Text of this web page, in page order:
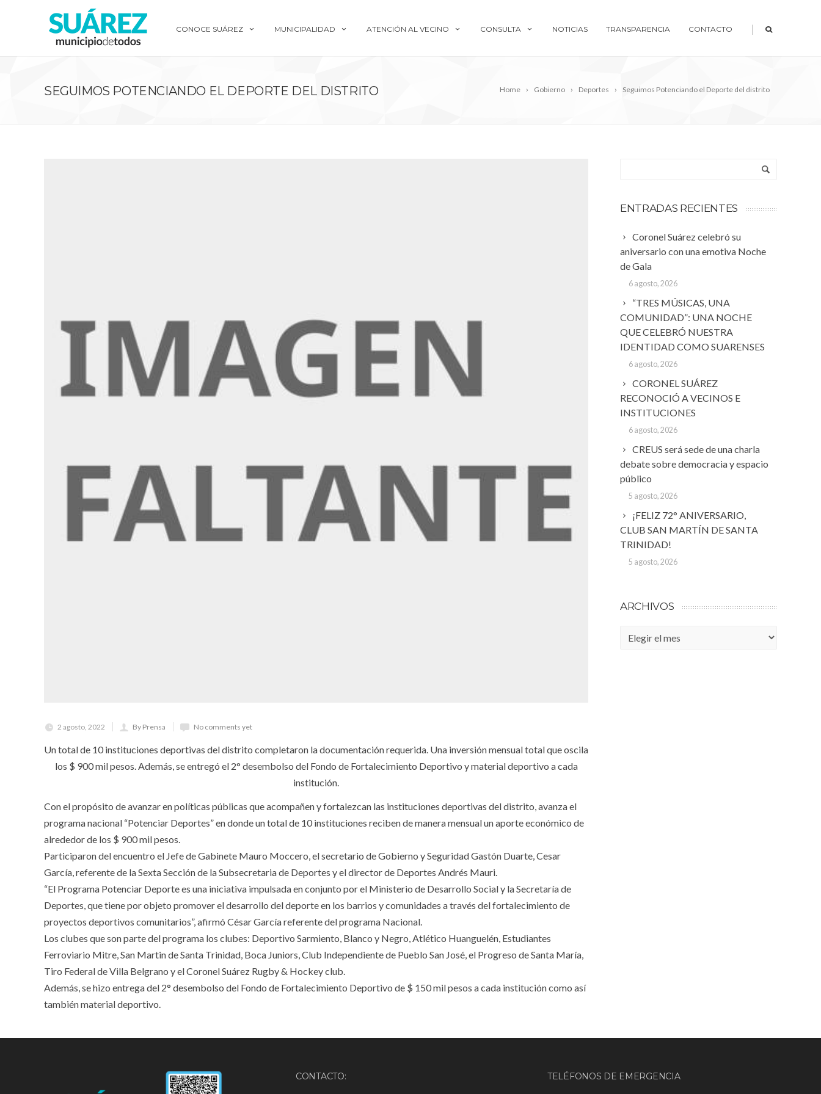
CONOCE SUÁREZ MUNICIPALIDAD ATENCIÓN AL VECINO CONSULTA NOTICIAS TRANSPARENCIA CONTACTO |
Home Gobierno Deportes Seguimos Potenciando el Deporte del distrito
SEGUIMOS POTENCIANDO EL DEPORTE DEL DISTRITO
2 agosto, 2022 By Prensa No comments yet
Un total de 10 instituciones deportivas del distrito completaron la documentación requerida. Una inversión mensual total que oscila
los $ 900 mil pesos. Además, se entregó el 2° desembolso del Fondo de Fortalecimiento Deportivo y material deportivo a cada
institución.
Con el propósito de avanzar en políticas públicas que acompañen y fortalezcan las instituciones deportivas del distrito, avanza el
programa nacional “Potenciar Deportes” en donde un total de 10 instituciones reciben de manera mensual un aporte económico de
alrededor de los $ 900 mil pesos.
Participaron del encuentro el Jefe de Gabinete Mauro Moccero, el secretario de Gobierno y Seguridad Gastón Duarte, Cesar
García, referente de la Sexta Sección de la Subsecretaria de Deportes y el director de Deportes Andrés Mauri.
“El Programa Potenciar Deporte es una iniciativa impulsada en conjunto por el Ministerio de Desarrollo Social y la Secretaría de
Deportes, que tiene por objeto promover el desarrollo del deporte en los barrios y comunidades a través del fortalecimiento de
proyectos deportivos comunitarios”, afirmó César García referente del programa Nacional.
Los clubes que son parte del programa los clubes: Deportivo Sarmiento, Blanco y Negro, Atlético Huanguelén, Estudiantes
Ferroviario Mitre, San Martin de Santa Trinidad, Boca Juniors, Club Independiente de Pueblo San José, el Progreso de Santa María,
Tiro Federal de Villa Belgrano y el Coronel Suárez Rugby & Hockey club.
Además, se hizo entrega del 2° desembolso del Fondo de Fortalecimiento Deportivo de $ 150 mil pesos a cada institución como así
también material deportivo.
ENTRADAS RECIENTES
Coronel Suárez celebró su
aniversario con una emotiva Noche
de Gala
6 agosto, 2026
“TRES MÚSICAS, UNA
COMUNIDAD”: UNA NOCHE
QUE CELEBRÓ NUESTRA
IDENTIDAD COMO SUARENSES
6 agosto, 2026
CORONEL SUÁREZ
RECONOCIÓ A VECINOS E
INSTITUCIONES
6 agosto, 2026
CREUS será sede de una charla
debate sobre democracia y espacio
público
5 agosto, 2026
¡FELIZ 72° ANIVERSARIO,
CLUB SAN MARTÍN DE SANTA
TRINIDAD!
5 agosto, 2026
ARCHIVOS
Archivos
CONTACTO: TELÉFONOS DE EMERGENCIA